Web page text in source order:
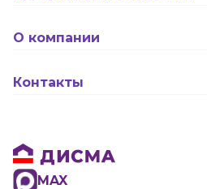
Правила программы
Бонусная программа для
О компании
Контакты
Обратная связь
Правовая информация
MAX